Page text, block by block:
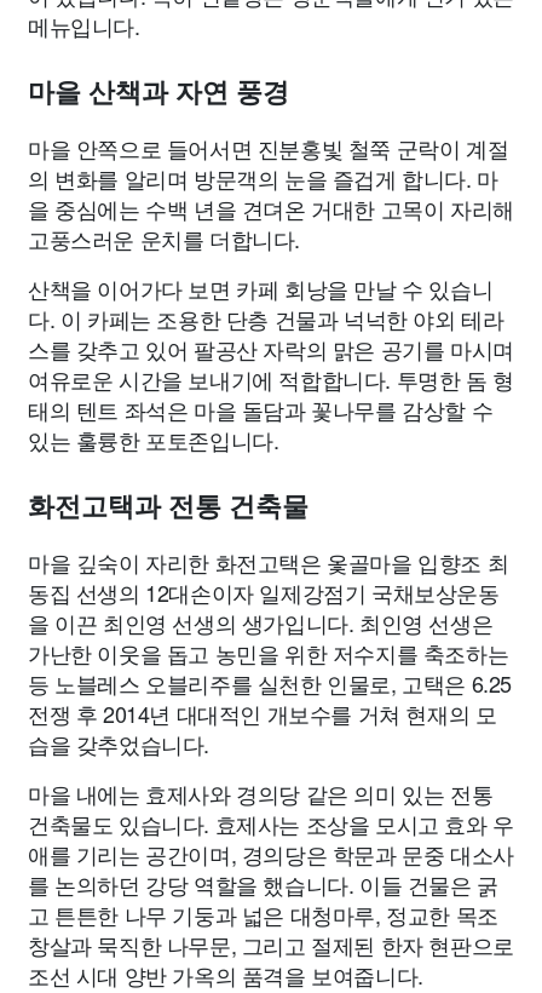
메뉴입니다.
마을 산책과 자연 풍경
마을 안쪽으로 들어서면 진분홍빛 철쭉 군락이 계절
의 변화를 알리며 방문객의 눈을 즐겁게 합니다. 마
을 중심에는 수백 년을 견뎌온 거대한 고목이 자리해
고풍스러운 운치를 더합니다.
산책을 이어가다 보면 카페 회낭을 만날 수 있습니
다. 이 카페는 조용한 단층 건물과 넉넉한 야외 테라
스를 갖추고 있어 팔공산 자락의 맑은 공기를 마시며
여유로운 시간을 보내기에 적합합니다. 투명한 돔 형
태의 텐트 좌석은 마을 돌담과 꽃나무를 감상할 수
있는 훌륭한 포토존입니다.
화전고택과 전통 건축물
마을 깊숙이 자리한 화전고택은 옻골마을 입향조 최
동집 선생의 12대손이자 일제강점기 국채보상운동
을 이끈 최인영 선생의 생가입니다. 최인영 선생은
가난한 이웃을 돕고 농민을 위한 저수지를 축조하는
등 노블레스 오블리주를 실천한 인물로, 고택은 6.25
전쟁 후 2014년 대대적인 개보수를 거쳐 현재의 모
습을 갖추었습니다.
마을 내에는 효제사와 경의당 같은 의미 있는 전통
건축물도 있습니다. 효제사는 조상을 모시고 효와 우
애를 기리는 공간이며, 경의당은 학문과 문중 대소사
를 논의하던 강당 역할을 했습니다. 이들 건물은 굵
고 튼튼한 나무 기둥과 넓은 대청마루, 정교한 목조
창살과 묵직한 나무문, 그리고 절제된 한자 현판으로
조선 시대 양반 가옥의 품격을 보여줍니다.